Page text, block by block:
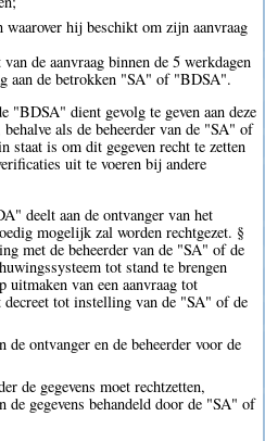
waarover hij beschikt om zijn aanvraag
de aanvraag binnen de 5 werkdagen
aan de betrokken "SA" of "BDSA".
"BDSA" dient gevolg te geven aan deze
als de beheerder van de "SA" of
is om dit gegeven recht te zetten
uit te voeren bij andere
deelt aan de ontvanger van het
mogelijk zal worden rechtgezet. §
met de beheerder van de "SA" of de
tot stand te brengen
uitmaken van een aanvraag tot
tot instelling van de "SA" of de
de ontvanger en de beheerder voor de
de gegevens moet rechtzetten,
de gegevens behandeld door de "SA" of